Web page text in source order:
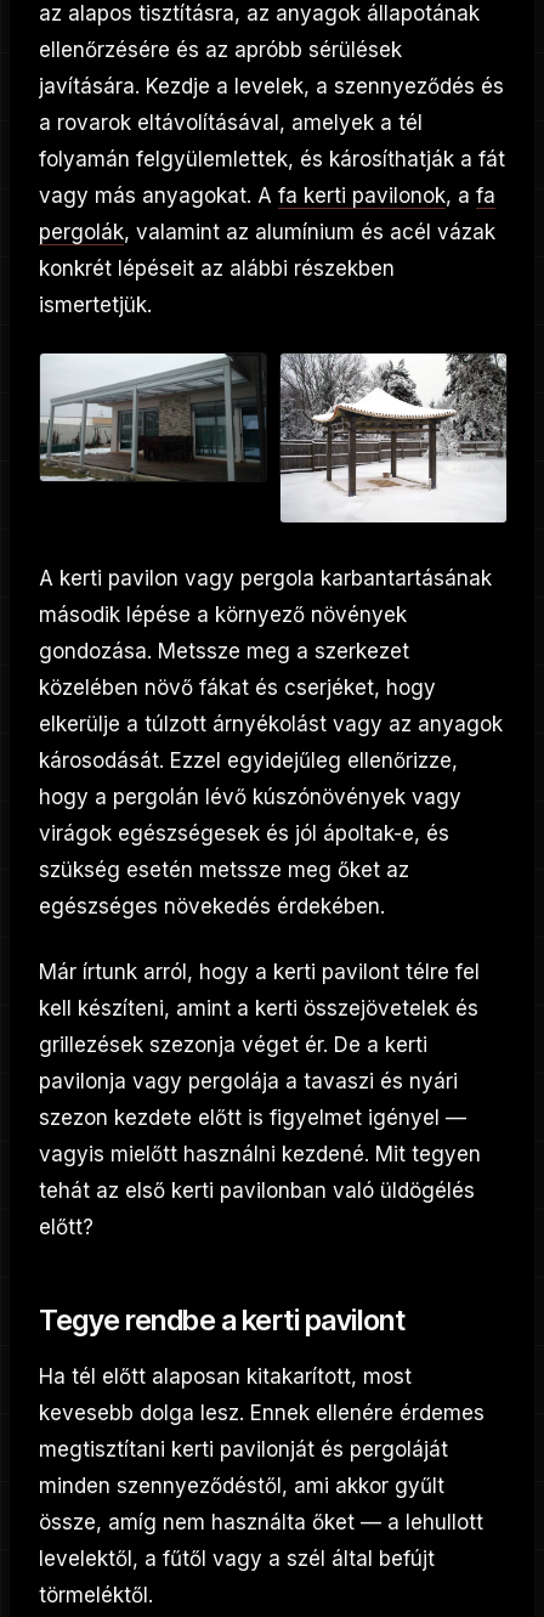
az alapos tisztításra, az anyagok állapotának
ellenőrzésére és az apróbb sérülések
javítására. Kezdje a levelek, a szennyeződés és
a rovarok eltávolításával, amelyek a tél
folyamán felgyülemlettek, és károsíthatják a fát
vagy más anyagokat. A fa kerti pavilonok, a fa
pergolák, valamint az alumínium és acél vázak
konkrét lépéseit az alábbi részekben
ismertetjük.
A kerti pavilon vagy pergola karbantartásának
második lépése a környező növények
gondozása. Metssze meg a szerkezet
közelében növő fákat és cserjéket, hogy
elkerülje a túlzott árnyékolást vagy az anyagok
károsodását. Ezzel egyidejűleg ellenőrizze,
hogy a pergolán lévő kúszónövények vagy
virágok egészségesek és jól ápoltak-e, és
szükség esetén metssze meg őket az
egészséges növekedés érdekében.
Már írtunk arról, hogy a kerti pavilont télre fel
kell készíteni, amint a kerti összejövetelek és
grillezések szezonja véget ér. De a kerti
pavilonja vagy pergolája a tavaszi és nyári
szezon kezdete előtt is figyelmet igényel —
vagyis mielőtt használni kezdené. Mit tegyen
tehát az első kerti pavilonban való üldögélés
előtt?
Tegye rendbe a kerti pavilont
Ha tél előtt alaposan kitakarított, most
kevesebb dolga lesz. Ennek ellenére érdemes
megtisztítani kerti pavilonját és pergoláját
minden szennyeződéstől, ami akkor gyűlt
össze, amíg nem használta őket — a lehullott
levelektől, a fűtől vagy a szél által befújt
törmeléktől.